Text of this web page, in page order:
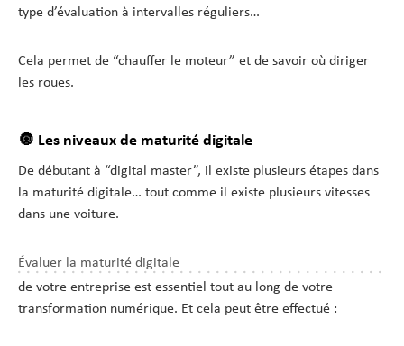
type d’évaluation à intervalles réguliers…
Cela permet de “chauffer le moteur” et de savoir où diriger
les roues.
🔘 Les niveaux de maturité digitale
De débutant à “digital master”, il existe plusieurs étapes dans
la maturité digitale… tout comme il existe plusieurs vitesses
dans une voiture.
Évaluer la maturité digitale
de votre entreprise est essentiel tout au long de votre
transformation numérique. Et cela peut être effectué :